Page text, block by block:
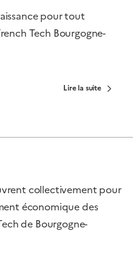
pour tout
Tech Bourgogne-
Lire la suite
collectivement pour
économique des
de Bourgogne-